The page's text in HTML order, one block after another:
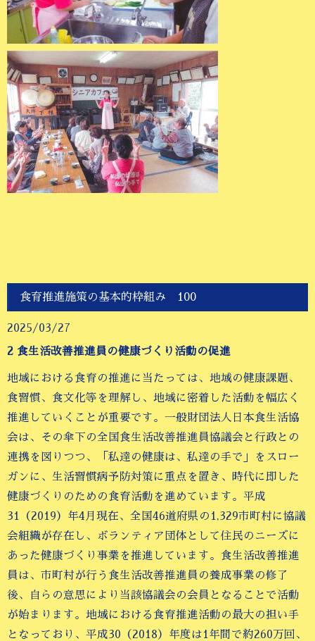
食育推進施策の基本的枠組み 100
2025/03/27
2 食生活改善推進員の健康づくり活動の促進
地域における食育の推進に当たっては、地域の健康課題、
食習慣、食文化等を理解し、地域に密着した活動を幅広く
推進していくことが重要です。一般財団法人日本食生活協
会は、その傘下の全国食生活改善推進員協議会と行政との
連携を図りつつ、「私達の健康は、私達の手で」をスロー
ガンに、生活習慣病予防対策に重点を置き、時代に即した
健康づくりのための食育活動を進めています。平成
31（2019）年4月現在、全国46道府県の1,329市町村に協議
会組織が存在し、ボランティア団体として住民のニーズに
あった健康づくり事業を推進しています。食生活改善推進
員は、市町村が行う食生活改善推進員の養成事業の修了
後、自らの意思により当該協議会の会員となることで活動
が始まります。地域における食育推進活動の最大の担い手
となっており、平成30（2018）年度は1年間で約260万回、